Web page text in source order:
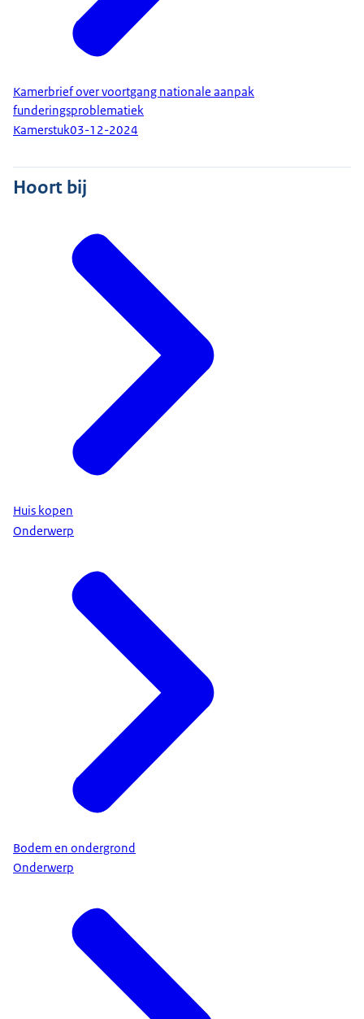
Kamerbrief over voortgang nationale aanpak
funderingsproblematiek
Kamerstuk03-12-2024
Hoort bij
Huis kopen
Onderwerp
Bodem en ondergrond
Onderwerp